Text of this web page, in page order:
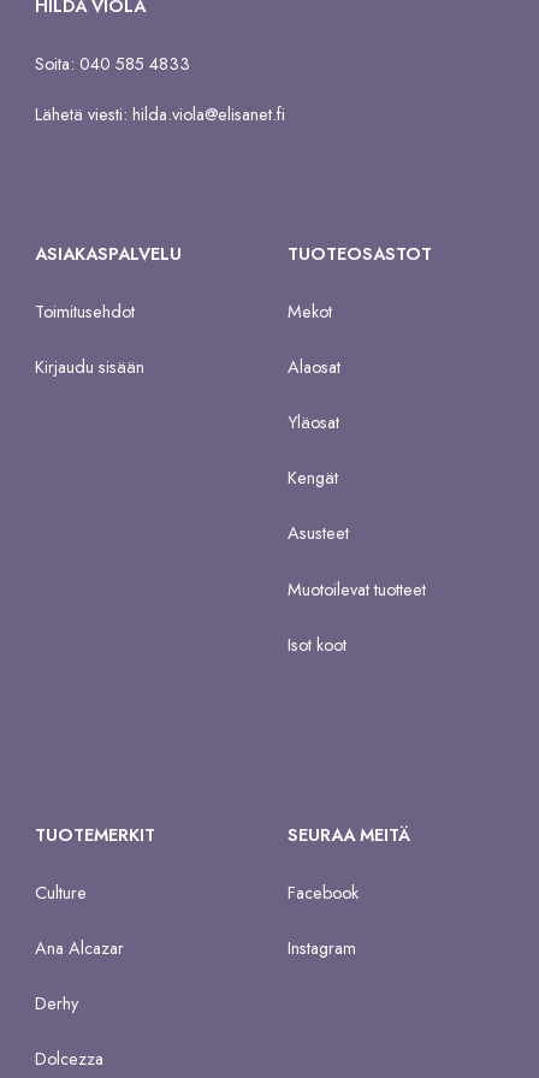
HILDA VIOLA
Soita: 040 585 4833
Lähetä viesti:hilda.viola@elisanet.fi
ASIAKASPALVELU
Toimitusehdot
Kirjaudu sisään
TUOTEOSASTOT
Mekot
Alaosat
Yläosat
Kengät
Asusteet
Muotoilevat tuotteet
Isot koot
TUOTEMERKIT
Culture
Ana Alcazar
Derhy
Dolcezza
SEURAA MEITÄ
Facebook
Instagram